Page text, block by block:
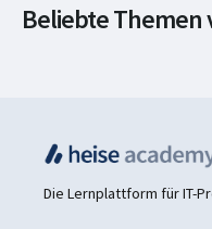
Beliebte
Kubernetes
Die Lernplattform für IT-